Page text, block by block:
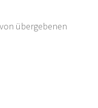
übergebenen